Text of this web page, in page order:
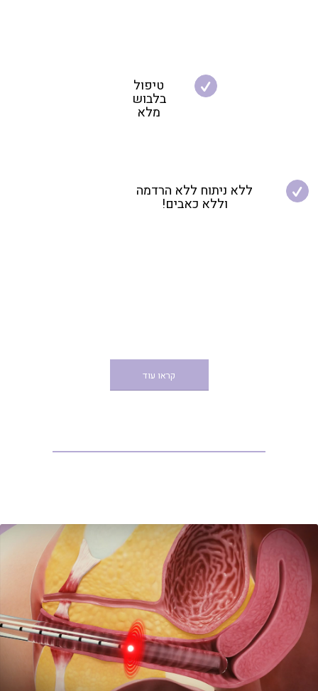
טיפול
בלבוש
מלא
ללא ניתוח ללא הרדמה
וללא כאבים!
קראו עוד